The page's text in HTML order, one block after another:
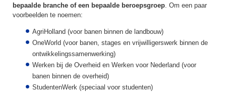
bepaalde branche of een bepaalde beroepsgroep. Om een paar
voorbeelden te noemen:
AgriHolland (voor banen binnen de landbouw)
OneWorld (voor banen, stages en vrijwilligerswerk binnen de
ontwikkelingssamenwerking)
Werken bij de Overheid en Werken voor Nederland (voor
banen binnen de overheid)
StudentenWerk (speciaal voor studenten)